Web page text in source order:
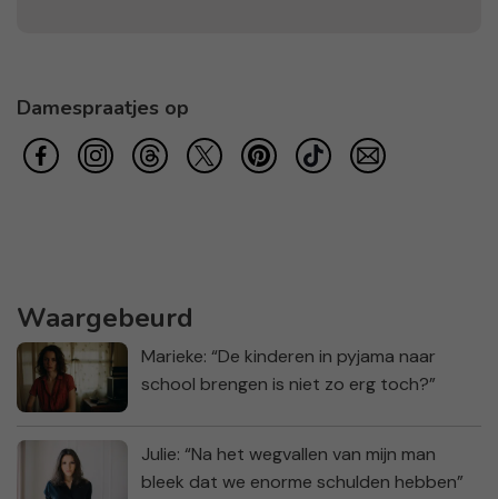
Damespraatjes op
Waargebeurd
Marieke: “De kinderen in pyjama naar
school brengen is niet zo erg toch?”
Julie: “Na het wegvallen van mijn man
bleek dat we enorme schulden hebben”